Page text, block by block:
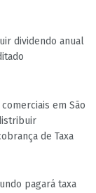
dividendo anual
em São
de Taxa
pagará taxa